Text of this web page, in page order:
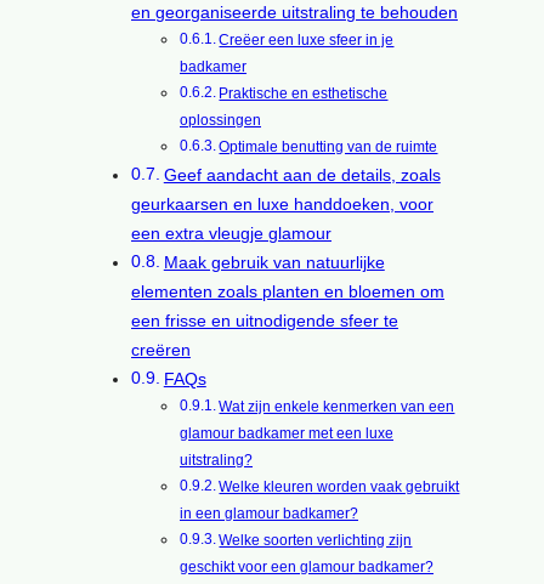
en georganiseerde uitstraling te behouden
Creëer een luxe sfeer in je
badkamer
Praktische en esthetische
oplossingen
Optimale benutting van de ruimte
Geef aandacht aan de details, zoals
geurkaarsen en luxe handdoeken, voor
een extra vleugje glamour
Maak gebruik van natuurlijke
elementen zoals planten en bloemen om
een frisse en uitnodigende sfeer te
creëren
FAQs
Wat zijn enkele kenmerken van een
glamour badkamer met een luxe
uitstraling?
Welke kleuren worden vaak gebruikt
in een glamour badkamer?
Welke soorten verlichting zijn
geschikt voor een glamour badkamer?